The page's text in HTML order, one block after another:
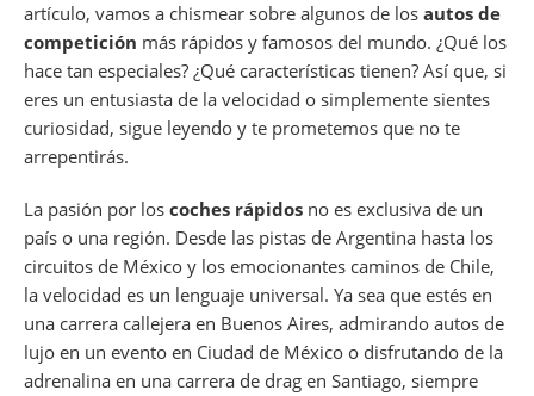
artículo, vamos a chismear sobre algunos de los autos de
competición más rápidos y famosos del mundo. ¿Qué los
hace tan especiales? ¿Qué características tienen? Así que, si
eres un entusiasta de la velocidad o simplemente sientes
curiosidad, sigue leyendo y te prometemos que no te
arrepentirás.
La pasión por los coches rápidos no es exclusiva de un
país o una región. Desde las pistas de Argentina hasta los
circuitos de México y los emocionantes caminos de Chile,
la velocidad es un lenguaje universal. Ya sea que estés en
una carrera callejera en Buenos Aires, admirando autos de
lujo en un evento en Ciudad de México o disfrutando de la
adrenalina en una carrera de drag en Santiago, siempre